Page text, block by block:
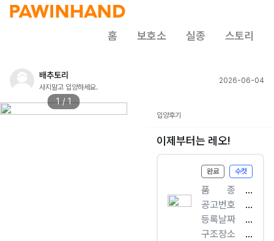
홈 보호소 실종 스토리
배추토리
사지말고 입양하세요.
2026-06-04
1 / 1
입양후기
이제부터는 레오!
완료 수컷
품ㅤㅤ종
[
개
]
믹
공고번호
경
남
-
등록날짜
2
0
구조장소
상